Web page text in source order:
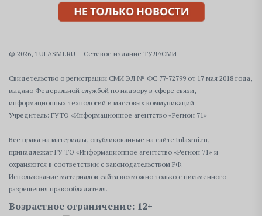
© 2026, TULASMI.RU – Сетевое издание ТУЛАСМИ
Свидетельство о регистрации СМИ ЭЛ № ФС 77-72799 от 17 мая 2018 года,
выдано Федеральной службой по надзору в сфере связи,
информационных технологий и массовых коммуникаций
Учредитель: ГУТО «Информационное агентство «Регион 71»
Все права на материалы, опубликованные на сайте tulasmi.ru,
принадлежат ГУ ТО «Информационное агентство «Регион 71» и
охраняются в соответствии с законодательством РФ.
Использование материалов сайта возможно только с письменного
разрешения правообладателя.
Возрастное ограничение: 12+